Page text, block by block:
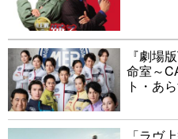
『劇場
命室～
ト・あ